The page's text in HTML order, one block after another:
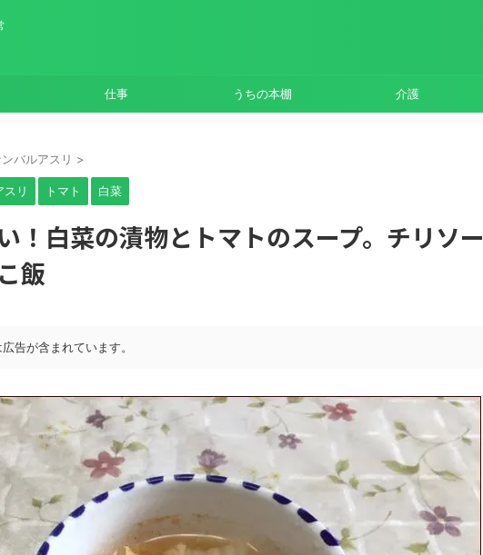
仕事 うちの本棚 介護
バルアスリ >
スリ トマト 白菜
！白菜の漬物とトマトのスープ。チリソー
飯
告が含まれています。